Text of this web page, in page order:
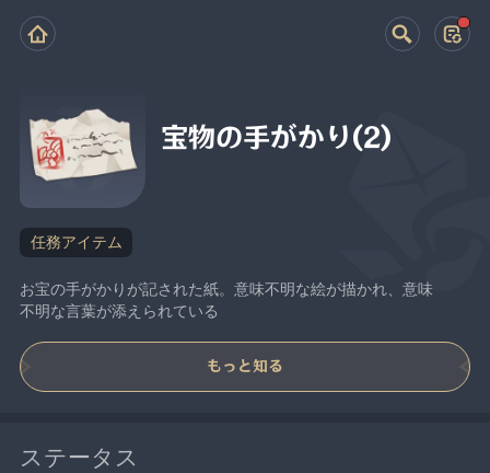
宝物の手がかり(2)
任務アイテム
お宝の手がかりが記された紙。意味不明な絵が描かれ、意味
不明な言葉が添えられている
もっと知る
ステータス